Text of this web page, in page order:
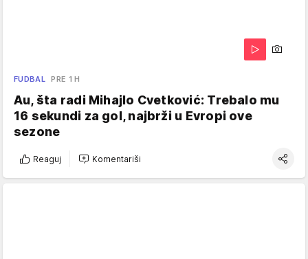
FUDBAL PRE 1 H
Au, šta radi Mihajlo Cvetković: Trebalo mu
16 sekundi za gol, najbrži u Evropi ove
sezone
Reaguj Komentariši